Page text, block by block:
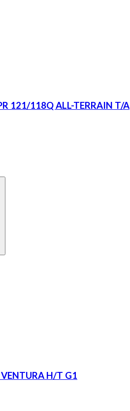
121/118Q ALL-TERRAIN T/A
H/T G1